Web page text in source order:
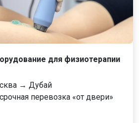
для физиотерапии
→ Дубай
срочная перевозка «от двери»